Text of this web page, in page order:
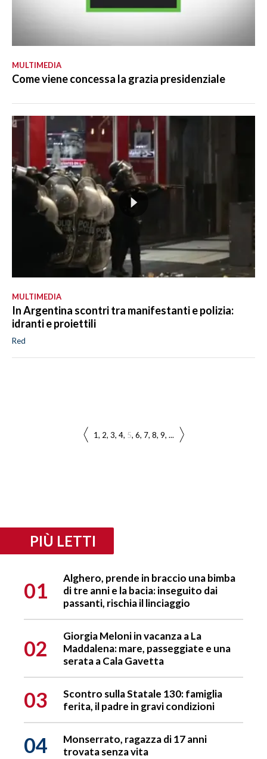
MULTIMEDIA
Come viene concessa la grazia presidenziale
MULTIMEDIA
In Argentina scontri tra manifestanti e polizia:
idranti e proiettili
Red
1 2 3 4 5 6 7 8 9 ...
PIÙ LETTI
01
Alghero, prende in braccio una bimba
di tre anni e la bacia: inseguito dai
passanti, rischia il linciaggio
02
Giorgia Meloni in vacanza a La
Maddalena: mare, passeggiate e una
serata a Cala Gavetta
03
Scontro sulla Statale 130: famiglia
ferita, il padre in gravi condizioni
04
Monserrato, ragazza di 17 anni
trovata senza vita